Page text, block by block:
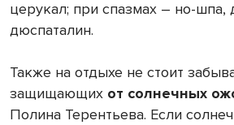
церукал; при спазмах – но-шпа,
дюспаталин.
Также на отдыхе не стоит
защищающих от солнечных
Полина Терентьева. Если